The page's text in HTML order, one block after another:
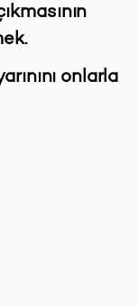
onlarla